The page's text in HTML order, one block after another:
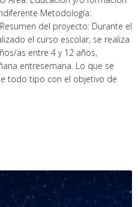
Metodología:
del proyecto: Durante el
el curso escolar, se realiza
as entre 4 y 12 años,
entresemana. Lo que se
todo tipo con el objetivo de